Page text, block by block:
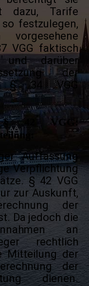
dazu, Tarife
festzulegen,
VGG faktisch
und darüber
der
§ 34 VGG
§ 42 VGG:
Auffassung
Verpflichtung
§ 42 VGG
zur Auskunft,
der
Da jedoch die
an
rechtlich
Mitteilung der
der
dienen.